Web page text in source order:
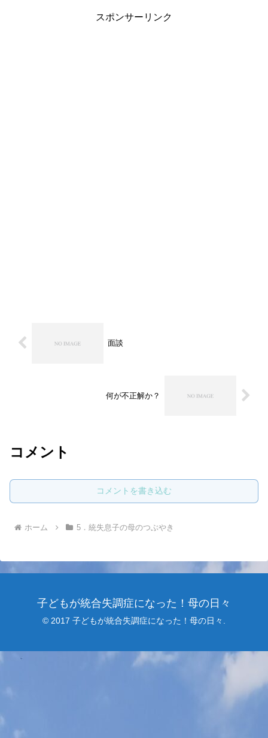
スポンサーリンク
面談
何が不正解か？
コメント
コメントを書き込む
ホーム 5．統失息子の母のつぶやき
子どもが統合失調症になった！母の日々
© 2017 子どもが統合失調症になった！母の日々.